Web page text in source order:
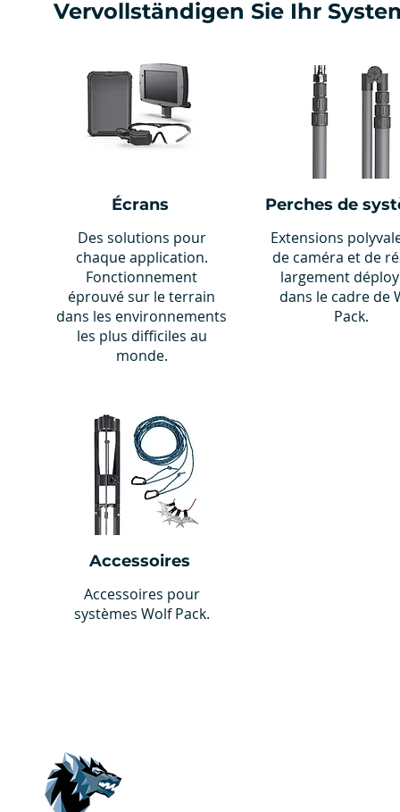
Vervollständigen Sie Ihr
Écrans
Des solutions pour
chaque application.
Fonctionnement
éprouvé sur le terrain
dans les environnements
les plus difficiles au
monde.
Accessoires
Accessoires pour
systèmes Wolf Pack.
Perches de
Extensions
de caméra et de
largement
dans le cadre de
Pack.